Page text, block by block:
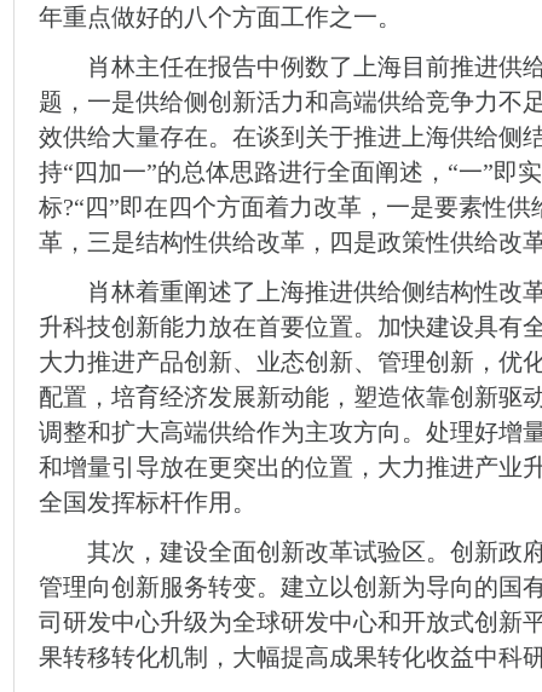
年重点做好的八个方面工作之一。
肖林主任在报告中例数了上海目前推进供
题，一是供给侧创新活力和高端供给竞争力不
效供给大量存在。在谈到关于推进上海供给侧
持“四加一”的总体思路进行全面阐述，“一”即
标?“四”即在四个方面着力改革，一是要素性
革，三是结构性供给改革，四是政策性供给改
肖林着重阐述了上海推进供给侧结构性改
升科技创新能力放在首要位置。加快建设具有
大力推进产品创新、业态创新、管理创新，优
配置，培育经济发展新动能，塑造依靠创新驱
调整和扩大高端供给作为主攻方向。处理好增
和增量引导放在更突出的位置，大力推进产业
全国发挥标杆作用。
其次，建设全面创新改革试验区。创新政
管理向创新服务转变。建立以创新为导向的国
司研发中心升级为全球研发中心和开放式创新
果转移转化机制，大幅提高成果转化收益中科